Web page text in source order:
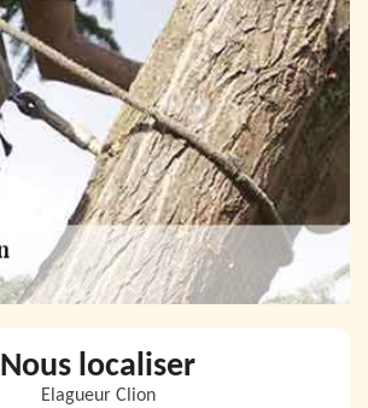
Nous localiser
Elagueur Clion